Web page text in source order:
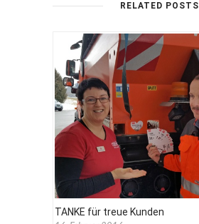
RELATED POSTS
TANKE für treue Kunden